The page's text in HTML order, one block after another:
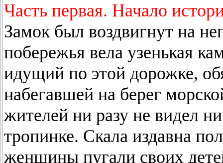
Часть первая. Начало
Замок был воздвигнут на
побережья вела узенькая
идущий по этой дорожке,
набегавшей на берег
жителей ни разу не видел
тропинке. Скала издавна
женщины пугали своих